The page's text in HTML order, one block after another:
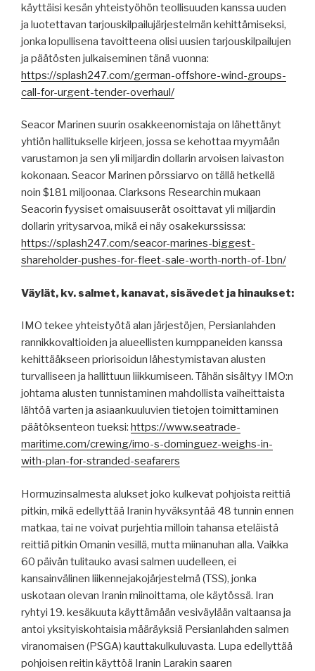
käyttäisi kesän yhteistyöhön teollisuuden kanssa uuden
ja luotettavan tarjouskilpailujärjestelmän kehittämiseksi,
jonka lopullisena tavoitteena olisi uusien tarjouskilpailujen
ja päätösten julkaiseminen tänä vuonna:
https://splash247.com/german-offshore-wind-groups-
call-for-urgent-tender-overhaul/
Seacor Marinen suurin osakkeenomistaja on lähettänyt
yhtiön hallitukselle kirjeen, jossa se kehottaa myymään
varustamon ja sen yli miljardin dollarin arvoisen laivaston
kokonaan. Seacor Marinen pörssiarvo on tällä hetkellä
noin $181 miljoonaa. Clarksons Researchin mukaan
Seacorin fyysiset omaisuuserät osoittavat yli miljardin
dollarin yritysarvoa, mikä ei näy osakekurssissa:
https://splash247.com/seacor-marines-biggest-
shareholder-pushes-for-fleet-sale-worth-north-of-1bn/
Väylät, kv. salmet, kanavat, sisävedet ja hinaukset:
IMO tekee yhteistyötä alan järjestöjen, Persianlahden
rannikkovaltioiden ja alueellisten kumppaneiden kanssa
kehittääkseen priorisoidun lähestymistavan alusten
turvalliseen ja hallittuun liikkumiseen. Tähän sisältyy IMO:n
johtama alusten tunnistaminen mahdollista vaiheittaista
lähtöä varten ja asiaankuuluvien tietojen toimittaminen
päätöksenteon tueksi: https://www.seatrade-
maritime.com/crewing/imo-s-dominguez-weighs-in-
with-plan-for-stranded-seafarers
Hormuzinsalmesta alukset joko kulkevat pohjoista reittiä
pitkin, mikä edellyttää Iranin hyväksyntää 48 tunnin ennen
matkaa, tai ne voivat purjehtia milloin tahansa eteläistä
reittiä pitkin Omanin vesillä, mutta miinanuhan alla. Vaikka
60 päivän tulitauko avasi salmen uudelleen, ei
kansainvälinen liikennejakojärjestelmä (TSS), jonka
uskotaan olevan Iranin miinoittama, ole käytössä. Iran
ryhtyi 19. kesäkuuta käyttämään vesiväylään valtaansa ja
antoi yksityiskohtaisia määräyksiä Persianlahden salmen
viranomaisen (PSGA) kauttakulkuluvasta. Lupa edellyttää
pohjoisen reitin käyttöä Iranin Larakin saaren